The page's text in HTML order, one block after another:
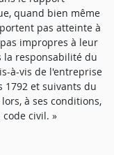
quand bien même
pas atteinte à
impropres à leur
responsabilité du
à-vis de l'entreprise
et suivants du
à ses conditions,
civil. »